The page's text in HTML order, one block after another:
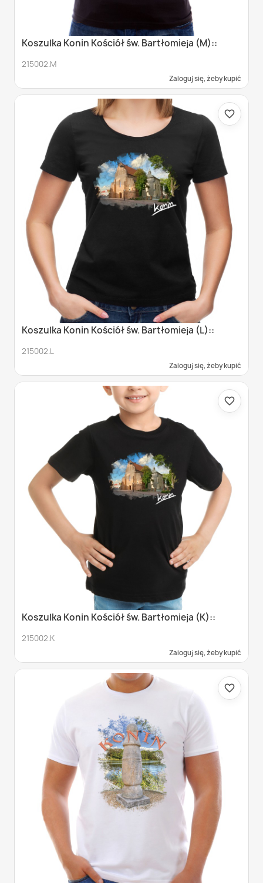
Koszulka Konin Kościół św. Bartłomieja (M)::
215002.M
Zaloguj się, żeby kupić
Koszulka Konin Kościół św. Bartłomieja (L)::
215002.L
Zaloguj się, żeby kupić
favorite_border
Koszulka Konin Kościół św. Bartłomieja (K)::
215002.K
Zaloguj się, żeby kupić
favorite_border
favorite_border